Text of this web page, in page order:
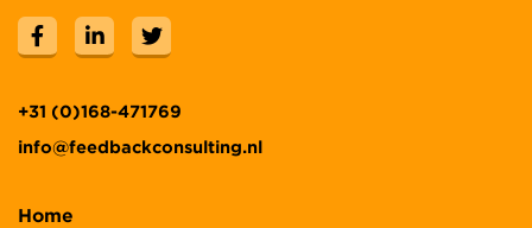
+31 (0)168-471769
info@feedbackconsulting.nl
Home